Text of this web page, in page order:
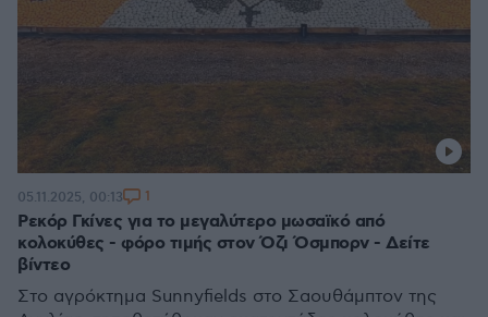
Ρεκόρ Γκίνες για το μεγαλύτερο μωσαϊκό από
κολοκύθες - φόρο τιμής στον Όζι Όσμπορν - Δείτε
βίντεο
Στο αγρόκτημα Sunnyfields στο Σαουθάμπτον της
05.11.2025, 00:13 1